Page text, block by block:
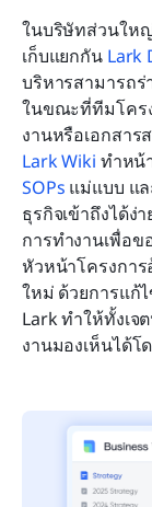
ในบริษัทส่วนให
เก็บแยกกัน Lark
บริหารสามารถร่
ในขณะที่ทีมโคร
Lark Wiki
SOPs แม่แบบ แ
ธุรกิจเข้าถึงได้ง่
การทำงานเพื่อข
หัวหน้าโครงกา
ใหม่ ด้วยการแก้
Lark ทำให้ทั้งเจ
งานมองเห็นได้โ